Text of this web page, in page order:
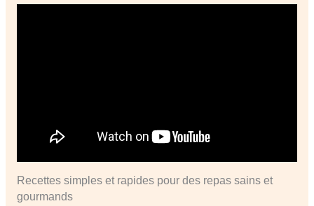
Recettes simples et rapides pour des repas sains et
gourmands